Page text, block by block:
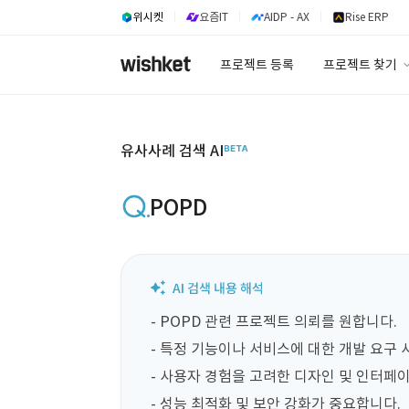
위시켓 요즘IT AIDP - AX Rise ERP
프로젝트 등록 프로젝트 찾기
유사사례 검색 AI
POPD
- POPD 관련 프로젝트 의뢰를 원합니다.
- 특정 기능이나 서비스에 대한 개발 요구
- 사용자 경험을 고려한 디자인 및 인터페
- 성능 최적화 및 보안 강화가 중요합니다.